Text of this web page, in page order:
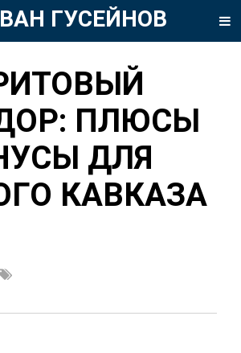
ГУСЕЙНОВ
ПЛЮСЫ
ДЛЯ
КАВКАЗА